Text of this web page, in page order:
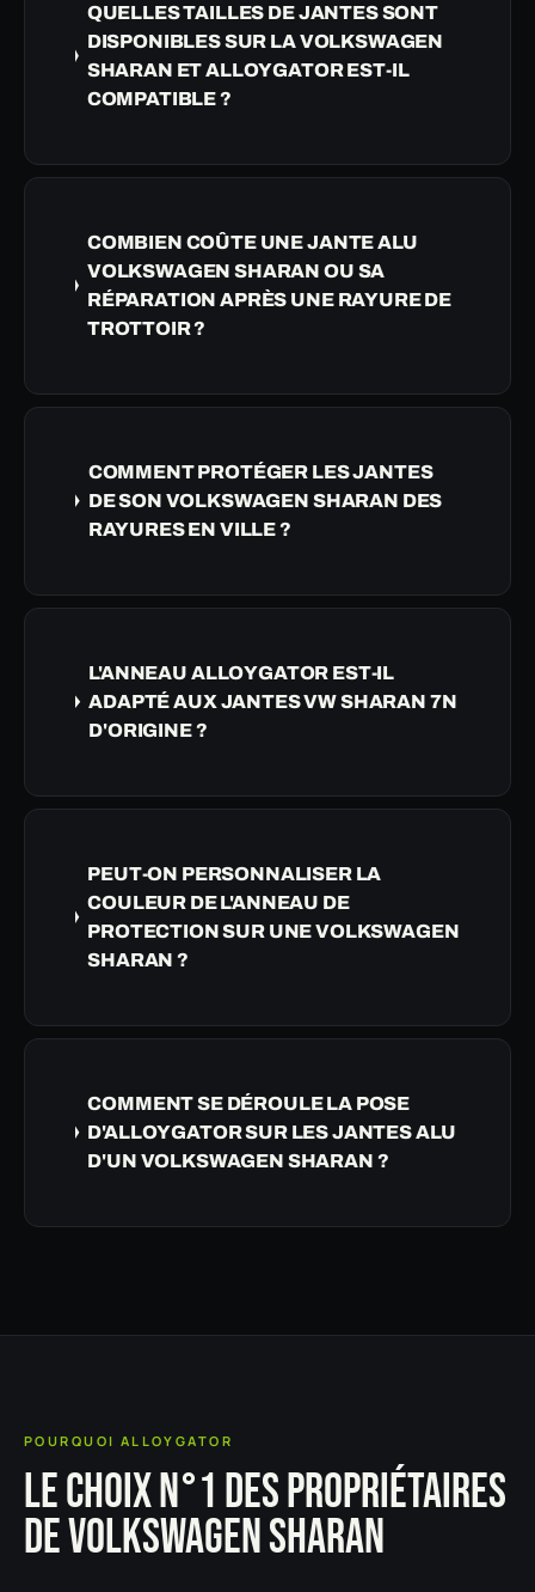
QUELLES TAILLES DE JANTES SONT
DISPONIBLES SUR LA VOLKSWAGEN
SHARAN ET ALLOYGATOR EST-IL
COMPATIBLE ?
COMBIEN COÛTE UNE JANTE ALU
VOLKSWAGEN SHARAN OU SA
RÉPARATION APRÈS UNE RAYURE DE
TROTTOIR ?
COMMENT PROTÉGER LES JANTES
DE SON VOLKSWAGEN SHARAN DES
RAYURES EN VILLE ?
L'ANNEAU ALLOYGATOR EST-IL
ADAPTÉ AUX JANTES VW SHARAN 7N
D'ORIGINE ?
PEUT-ON PERSONNALISER LA
COULEUR DE L'ANNEAU DE
PROTECTION SUR UNE VOLKSWAGEN
SHARAN ?
COMMENT SE DÉROULE LA POSE
D'ALLOYGATOR SUR LES JANTES ALU
D'UN VOLKSWAGEN SHARAN ?
POURQUOI ALLOYGATOR
LE CHOIX N°1 DES PROPRIÉTAIRES
DE VOLKSWAGEN SHARAN